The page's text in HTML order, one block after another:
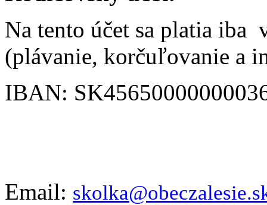
Na tento účet sa platia iba
(plávanie, korčuľovanie a
IBAN:
Email: